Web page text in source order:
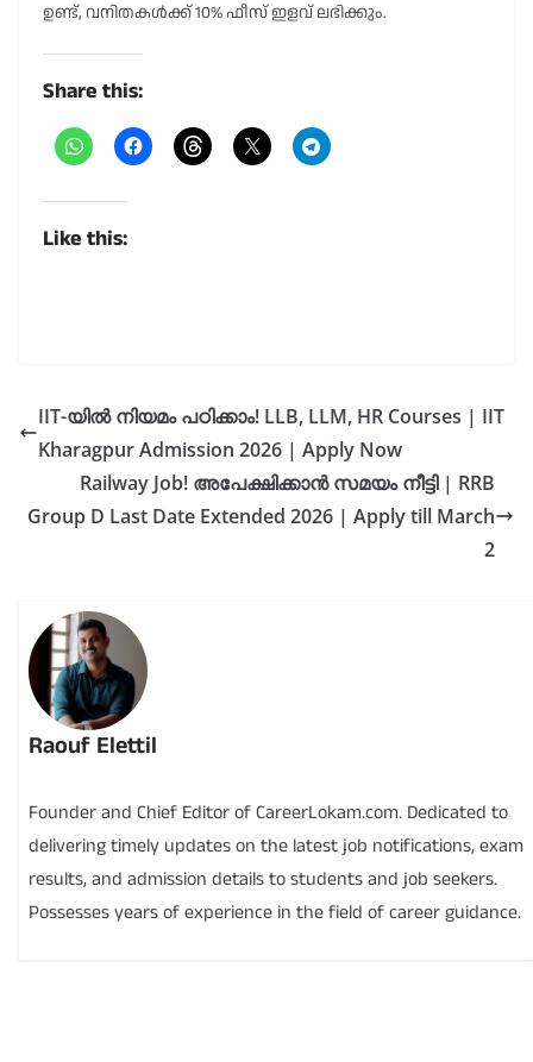
ഉണ്ട്, വനിതകൾക്ക് 10% ഫീസ് ഇളവ് ലഭിക്കും.
Share this:
Like this:
IIT-യിൽ നിയമം പഠിക്കാം! LLB, LLM, HR Courses | IIT
Kharagpur Admission 2026 | Apply Now
Railway Job! അപേക്ഷിക്കാൻ സമയം നീട്ടി | RRB
Group D Last Date Extended 2026 | Apply till March
2
Raouf Elettil
Founder and Chief Editor of CareerLokam.com. Dedicated to
delivering timely updates on the latest job notifications, exam
results, and admission details to students and job seekers.
Possesses years of experience in the field of career guidance.